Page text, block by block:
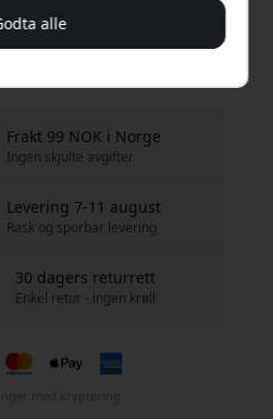
Kjøp nå
Frakt 99 NOK i Norge
Ingen skjulte avgifter
Levering 7-11 august
Rask og sporbar levering
30 dagers returrett
Enkel retur - ingen krøll
alle